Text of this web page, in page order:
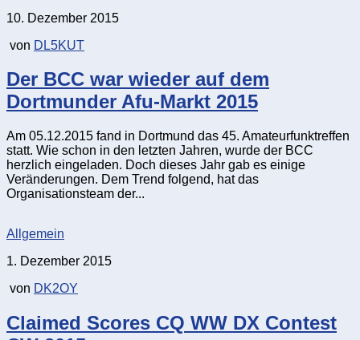
10. Dezember 2015
von DL5KUT
Der BCC war wieder auf dem
Dortmunder Afu-Markt 2015
Am 05.12.2015 fand in Dortmund das 45. Amateurfunktreffen
statt. Wie schon in den letzten Jahren, wurde der BCC
herzlich eingeladen. Doch dieses Jahr gab es einige
Veränderungen. Dem Trend folgend, hat das
Organisationsteam der...
Allgemein
1. Dezember 2015
von DK2OY
Claimed Scores CQ WW DX Contest